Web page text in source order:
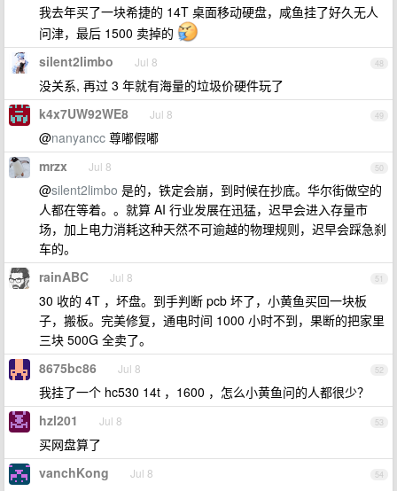
我去年买了一块希捷的 14T 桌面移动硬盘，咸鱼挂了好久无人
问津，最后 1500 卖掉的
48
silent2limbo Jul 8
没关系, 再过 3 年就有海量的垃圾价硬件玩了
49
k4x7UW92WE8 Jul 8
@nanyancc 尊嘟假嘟
50
mrzx Jul 8
@silent2limbo 是的，铁定会崩，到时候在抄底。华尔街做空的
人都在等着。。就算 AI 行业发展在迅猛，迟早会进入存量市
场，加上电力消耗这种天然不可逾越的物理规则，迟早会踩急刹
车的。
51
rainABC Jul 8
30 收的 4T ，坏盘。到手判断 pcb 坏了，小黄鱼买回一块板
子，搬板。完美修复，通电时间 1000 小时不到，果断的把家里
三块 500G 全卖了。
52
8675bc86 Jul 8
我挂了一个 hc530 14t ，1600 ，怎么小黄鱼问的人都很少？
53
hzl201 Jul 8
买网盘算了
54
vanchKong Jul 8